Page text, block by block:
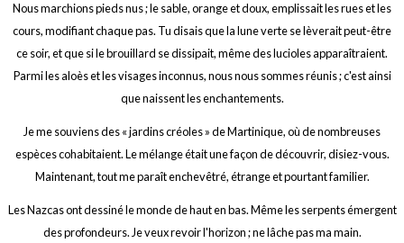
Nous marchions pieds nus ; le sable, orange et doux, emplissait les rues et les
cours, modifiant chaque pas. Tu disais que la lune verte se lèverait peut-être
ce soir, et que si le brouillard se dissipait, même des lucioles apparaîtraient.
Parmi les aloès et les visages inconnus, nous nous sommes réunis ; c'est ainsi
que naissent les enchantements.
Je me souviens des « jardins créoles » de Martinique, où de nombreuses
espèces cohabitaient. Le mélange était une façon de découvrir, disiez-vous.
Maintenant, tout me paraît enchevêtré, étrange et pourtant familier.
Les Nazcas ont dessiné le monde de haut en bas. Même les serpents émergent
des profondeurs. Je veux revoir l'horizon ; ne lâche pas ma main.